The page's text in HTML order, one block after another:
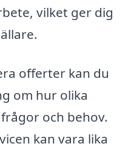
vilket ger dig
offerter kan du
om hur olika
och behov.
kan vara lika